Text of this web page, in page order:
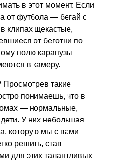
в этот момент. Если
от футбола — бегай с
клипах щекастые,
от беготни по
полю карапузы
в камеру.
Просмотрев такие
понимаешь, что в
— нормальные,
У них небольшая
которую мы с вами
решить, став
для этих талантливых